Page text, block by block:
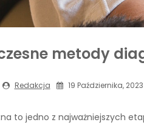
metody
Redakcja 19 Października, 2023
to jedno z najważniejszych